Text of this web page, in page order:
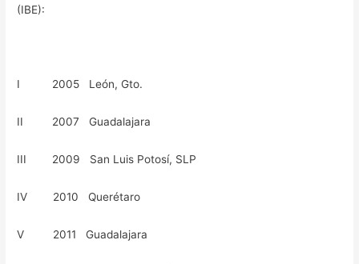
(IBE):
I 2005 León, Gto.
II 2007 Guadalajara
III 2009 San Luis Potosí, SLP
IV 2010 Querétaro
V 2011 Guadalajara